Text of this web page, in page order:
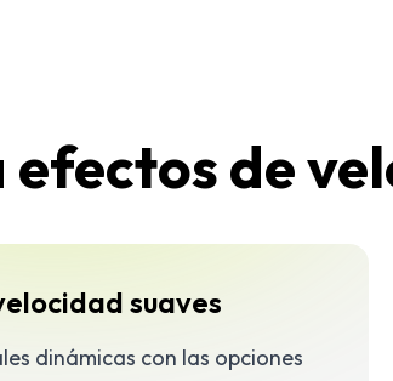
efectos de
suaves
dinámicas con las opciones